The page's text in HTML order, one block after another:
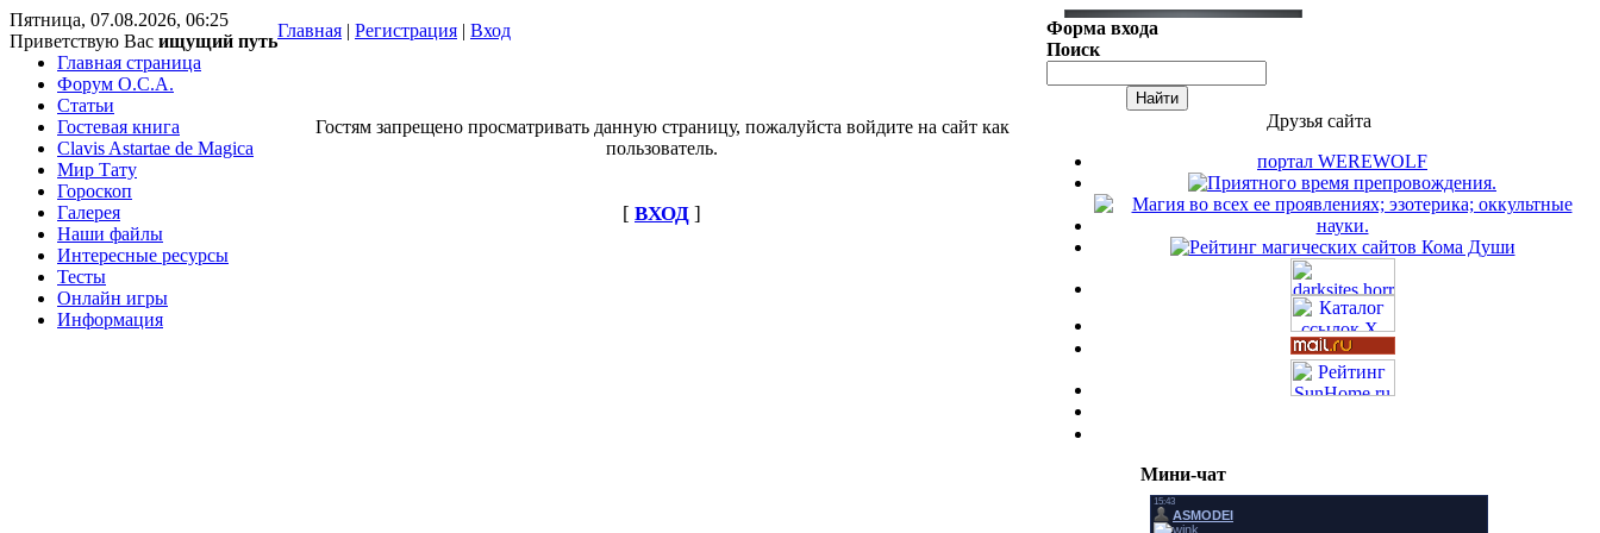
Пятница, 07.08.2026, 06:25
Приветствую Вас ищущий путь
Главная | Регистрация | Вход
Главная страница
Форум O.C.A.
Статьи
Гостевая книга
Clavis Astartae de Magica
Мир Тату
Гороскоп
Галерея
Наши файлы
Интересные ресурсы
Тесты
Онлайн игры
Информация
Гостям запрещено просматривать данную страницу, пожалуйста войдите на сайт как
пользователь.
[ ВХОД ]
Форма входа
Поиск
Друзья сайта
портал WEREWOLF
Мини-чат